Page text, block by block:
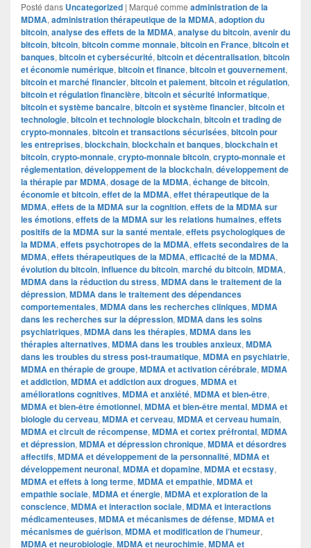
Posté dans Uncategorized | Marqué comme administration de la
MDMA, administration thérapeutique de la MDMA, adoption du
bitcoin, analyse des effets de la MDMA, analyse du bitcoin, avenir du
bitcoin, bitcoin, bitcoin comme monnaie, bitcoin en France, bitcoin et
banques, bitcoin et cybersécurité, bitcoin et décentralisation, bitcoin
et économie numérique, bitcoin et finance, bitcoin et gouvernement,
bitcoin et marché financier, bitcoin et paiement, bitcoin et régulation,
bitcoin et régulation financière, bitcoin et sécurité informatique,
bitcoin et système bancaire, bitcoin et système financier, bitcoin et
technologie, bitcoin et technologie blockchain, bitcoin et trading de
crypto-monnaies, bitcoin et transactions sécurisées, bitcoin pour
les entreprises, blockchain, blockchain et banques, blockchain et
bitcoin, crypto-monnaie, crypto-monnaie bitcoin, crypto-monnaie et
réglementation, développement de la blockchain, développement de
la thérapie par MDMA, dosage de la MDMA, échange de bitcoin,
économie et bitcoin, effet de la MDMA, effet thérapeutique de la
MDMA, effets de la MDMA sur la cognition, effets de la MDMA sur
les émotions, effets de la MDMA sur les relations humaines, effets
positifs de la MDMA sur la santé mentale, effets psychologiques de
la MDMA, effets psychotropes de la MDMA, effets secondaires de la
MDMA, effets thérapeutiques de la MDMA, efficacité de la MDMA,
évolution du bitcoin, influence du bitcoin, marché du bitcoin, MDMA,
MDMA dans la réduction du stress, MDMA dans le traitement de la
dépression, MDMA dans le traitement des dépendances
comportementales, MDMA dans les recherches cliniques, MDMA
dans les recherches sur la dépression, MDMA dans les soins
psychiatriques, MDMA dans les thérapies, MDMA dans les
thérapies alternatives, MDMA dans les troubles anxieux, MDMA
dans les troubles du stress post-traumatique, MDMA en psychiatrie,
MDMA en thérapie de groupe, MDMA et activation cérébrale, MDMA
et addiction, MDMA et addiction aux drogues, MDMA et
améliorations cognitives, MDMA et anxiété, MDMA et bien-être,
MDMA et bien-être émotionnel, MDMA et bien-être mental, MDMA et
biologie du cerveau, MDMA et cerveau, MDMA et cerveau humain,
MDMA et circuit de récompense, MDMA et cortex préfrontal, MDMA
et dépression, MDMA et dépression chronique, MDMA et désordres
affectifs, MDMA et développement de la personnalité, MDMA et
développement neuronal, MDMA et dopamine, MDMA et ecstasy,
MDMA et effets à long terme, MDMA et empathie, MDMA et
empathie sociale, MDMA et énergie, MDMA et exploration de la
conscience, MDMA et interaction sociale, MDMA et interactions
médicamenteuses, MDMA et mécanismes de défense, MDMA et
mécanismes de guérison, MDMA et modification de l’humeur,
MDMA et neurobiologie, MDMA et neurochimie, MDMA et